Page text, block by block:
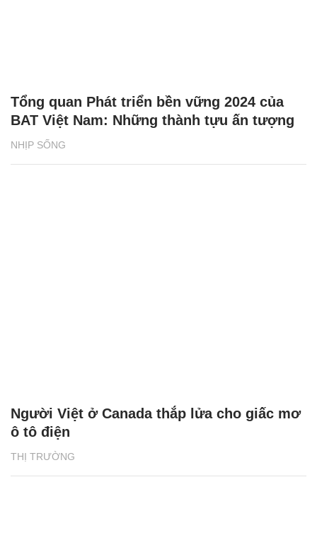
NHỊP SỐNG
Tổng quan Phát triển bền vững 2024 của
BAT Việt Nam: Những thành tựu ấn tượng
THỊ TRƯỜNG
Người Việt ở Canada thắp lửa cho giấc mơ
ô tô điện